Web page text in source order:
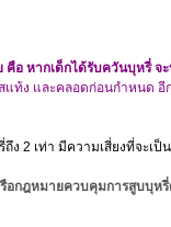
อ หากเด็กได้รับควันบุหรี่
ง และคลอดก่อนกำหนด
ท่า มีความเสี่ยงที่จะเป็น
กฎหมายควบคุมการสูบบุ